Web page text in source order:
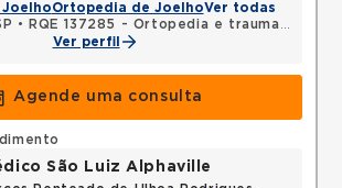
Ortopedia de JoelhoVer todas
•
RQE 137285 - Ortopedia e traumatologia
Ver perfil
Agende uma consulta
São Luiz Alphaville